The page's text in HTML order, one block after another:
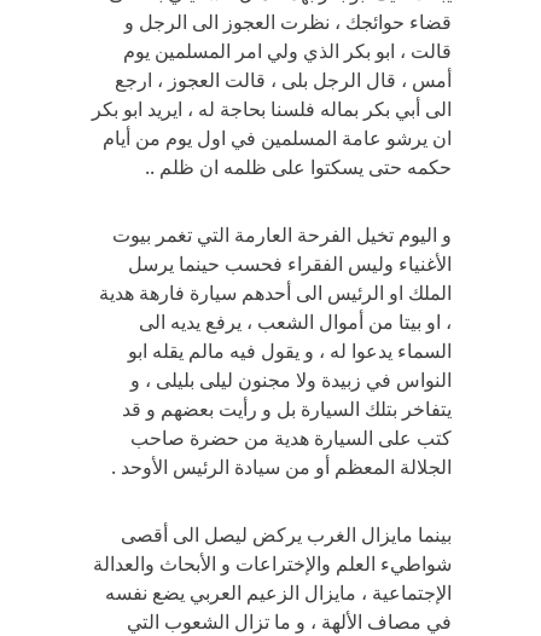
قضاء حوائجك ، نظرت العجوز الى الرجل و
قالت ، ابو بكر الذي ولي امر المسلمين يوم
أمس ، قال الرجل بلى ، قالت العجوز ، ارجع
الى أبي بكر بماله فلسنا بحاجة له ، ايريد ابو بكر
ان يرشو عامة المسلمين في اول يوم من أيام
حكمه حتى يسكتوا على ظلمه ان ظلم ..
و اليوم تخيل الفرحة العارمة التي تغمر بيوت
الأغنياء وليس الفقراء فحسب حينما يرسل
الملك او الرئيس الى أحدهم سيارة فارهة هدية
، او بيتا من أموال الشعب ، يرفع يديه الى
السماء يدعوا له ، و يقول فيه مالم يقله ابو
النواس في زبيدة ولا مجنون ليلى بليلى ، و
يتفاخر بتلك السيارة بل و رأيت بعضهم و قد
كتب على السيارة هدية من حضرة صاحب
الجلالة المعظم أو من سيادة الرئيس الأوحد .
بينما مايزال الغرب يركض ليصل الى أقصى
شواطيء العلم والإختراعات و الأبحاث والعدالة
الإجتماعية ، مايزال الزعيم العربي يضع نفسه
في مصاف الألهة ، و ما تزال الشعوب التي